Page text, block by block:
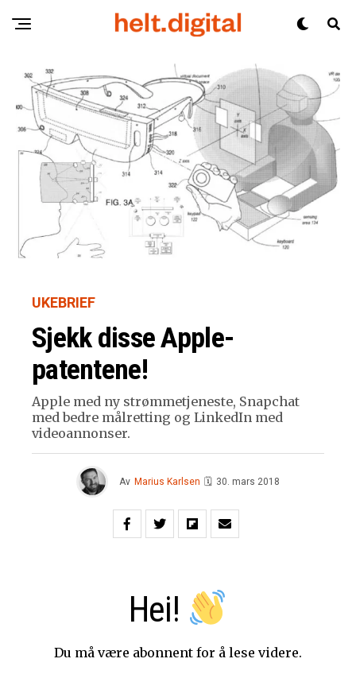
UKEBRIEF
Sjekk disse Apple-
patentene!
Apple med ny strømmetjeneste, Snapchat
med bedre målretting og LinkedIn med
videoannonser.
Av Marius Karlsen 🗓 30. mars 2018
Hei!
Du må være abonnent for å lese videre.